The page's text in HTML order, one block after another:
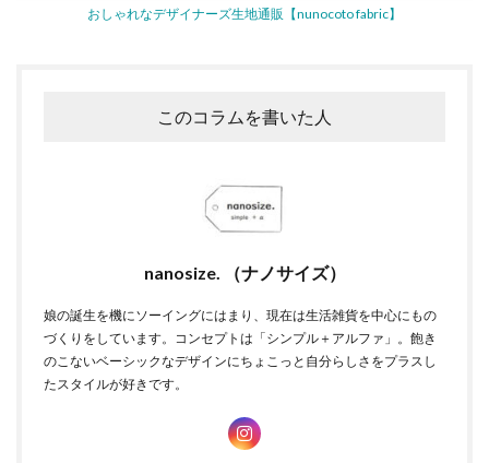
おしゃれなデザイナーズ生地通販【nunocoto fabric】
このコラムを書いた人
nanosize. （ナノサイズ）
娘の誕生を機にソーイングにはまり、現在は生活雑貨を中心にもの
づくりをしています。コンセプトは「シンプル＋アルファ」。飽き
のこないベーシックなデザインにちょこっと自分らしさをプラスし
たスタイルが好きです。